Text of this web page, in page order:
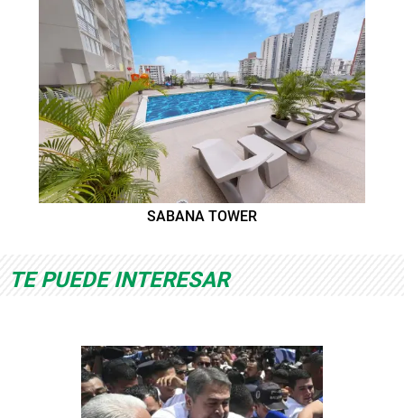
SABANA TOWER
TE PUEDE INTERESAR